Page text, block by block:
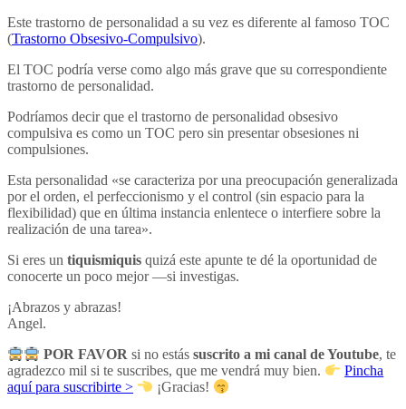
Este trastorno de personalidad a su vez es diferente al famoso TOC
(Trastorno Obsesivo-Compulsivo).
El TOC podría verse como algo más grave que su correspondiente
trastorno de personalidad.
Podríamos decir que el trastorno de personalidad obsesivo
compulsiva es como un TOC pero sin presentar obsesiones ni
compulsiones.
Esta personalidad «se caracteriza por una preocupación generalizada
por el orden, el perfeccionismo y el control (sin espacio para la
flexibilidad) que en última instancia enlentece o interfiere sobre la
realización de una tarea».
Si eres un tiquismiquis quizá este apunte te dé la oportunidad de
conocerte un poco mejor —si investigas.
¡Abrazos y abrazas!
Angel.
POR FAVOR si no estássuscrito a mi canal de Youtube, te
agradezco mil si te suscribes, que me vendrá muy bien.
Pincha
aquí para suscribirte >
¡Gracias!